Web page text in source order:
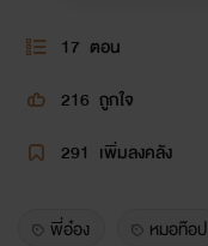
17 ตอน
216 ถูกใจ
291 เพิ่มลงคลัง
พี่อ๋อง หมอท๊อป